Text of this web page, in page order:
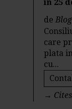
in 25
de
care
plata
cu...
→